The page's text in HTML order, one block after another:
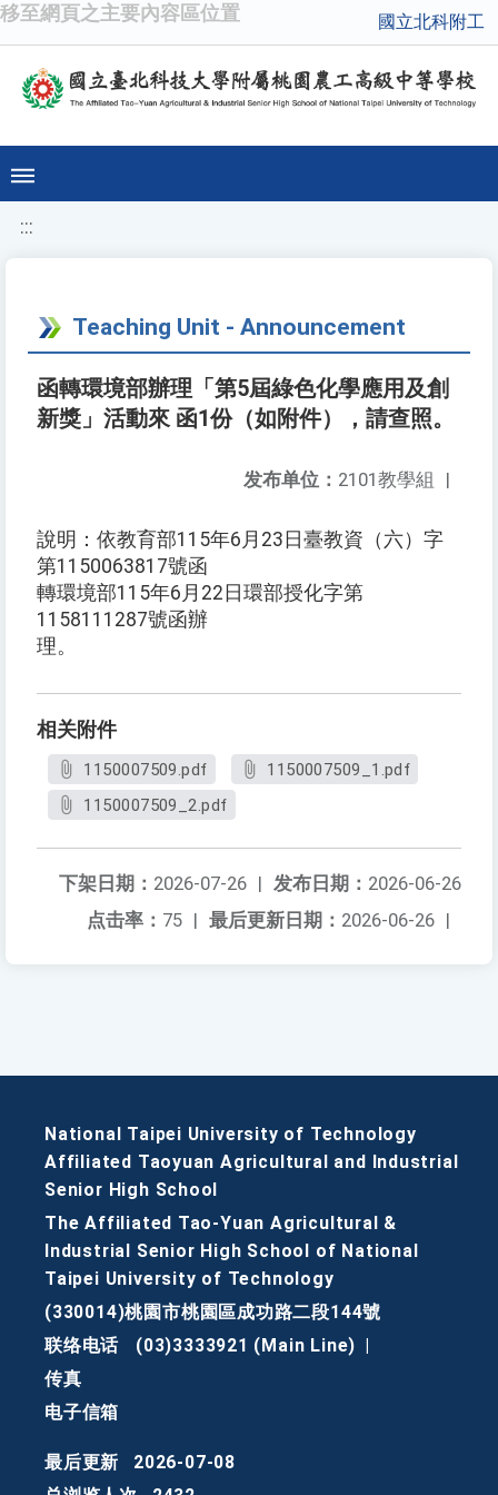
移至網頁之主要內容區位置 國立北科附工
:::
Teaching Unit - Announcement
函轉環境部辦理「第5屆綠色化學應用及創
新獎」活動來 函1份（如附件），請查照。
发布单位： 2101教學組 |
說明：依教育部115年6月23日臺教資（六）字
第1150063817號函
轉環境部115年6月22日環部授化字第
1158111287號函辦
理。
相关附件
1150007509.pdf
1150007509_1.pdf
1150007509_2.pdf
发布日期： 2026-06-26
下架日期： 2026-07-26 |
最后更新日期： 2026-06-26 |
点击率： 75 |
National Taipei University of Technology
Affiliated Taoyuan Agricultural and Industrial
Senior High School
The Affiliated Tao-Yuan Agricultural &
Industrial Senior High School of National
Taipei University of Technology
(330014)桃園市桃園區成功路二段144號
联络电话
(03)3333921 (Main Line)
传真
电子信箱
最后更新
2026-07-08